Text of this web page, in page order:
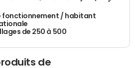
fonctionnement / habitant
de 250 à 500
de